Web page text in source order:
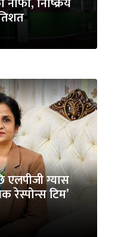
एलपीजी ग्यास
रेस्पोन्स टिम’